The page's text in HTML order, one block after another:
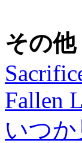
その他
Fallen
いつ